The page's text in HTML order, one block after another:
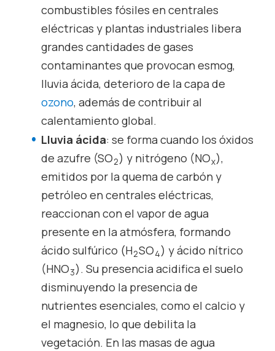
combustibles fósiles en centrales
eléctricas y plantas industriales libera
grandes cantidades de gases
contaminantes que provocan esmog,
lluvia ácida, deterioro de la capa de
ozono, además de contribuir al
calentamiento global.
Lluvia ácida: se forma cuando los óxidos
de azufre (SO2) y nitrógeno (NOx),
emitidos por la quema de carbón y
petróleo en centrales eléctricas,
reaccionan con el vapor de agua
presente en la atmósfera, formando
ácido sulfúrico (H2SO4) y ácido nítrico
(HNO3). Su presencia acidifica el suelo
disminuyendo la presencia de
nutrientes esenciales, como el calcio y
el magnesio, lo que debilita la
vegetación. En las masas de agua